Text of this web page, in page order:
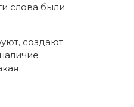
слова были
создают